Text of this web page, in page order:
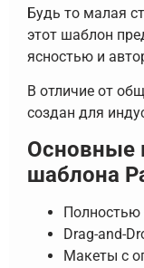
Будь то малая
этот шаблон
ясностью и
В отличие от
создан для
Основные
шаблона
Drag-and-
Макеты с